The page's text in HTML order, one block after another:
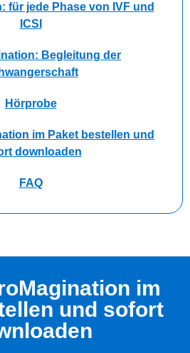
für jede Phase von IVF und
ICSI
Begleitung der
Hörprobe
im Paket bestellen und
downloaden​
FAQ
im
und sofort